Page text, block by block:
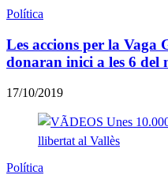
Política
Les accions per la Vaga
donaran inici a les 6 del
17/10/2019
Política